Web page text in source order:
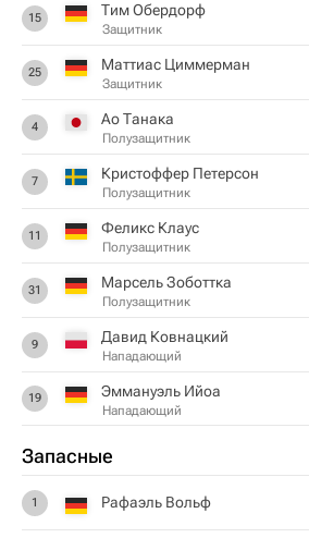
15 Тим Обердорф
Защитник
25 Маттиас Циммерман
Защитник
4 Ао Танака
Полузащитник
7 Кристоффер Петерсон
Полузащитник
11 Феликс Клаус
Полузащитник
31 Марсель Зоботтка
Полузащитник
9 Давид Ковнацкий
Нападающий
19 Эммануэль Ийоа
Нападающий
Запасные
1 Рафаэль Вольф